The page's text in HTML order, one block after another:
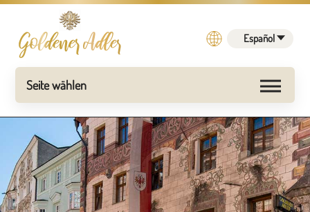
Español
CASCO ANTIGUO DE
Innsbruck . ¡DESDE
HACE 629 AÑOS!